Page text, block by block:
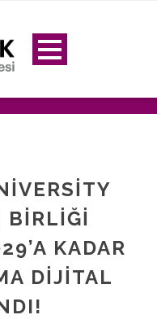
BIRLIĞI
KADAR
DIJITAL